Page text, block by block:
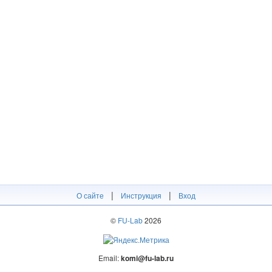
О сайте | Инструкция | Вход
© FU-Lab2026
Email:komi@fu-lab.ru